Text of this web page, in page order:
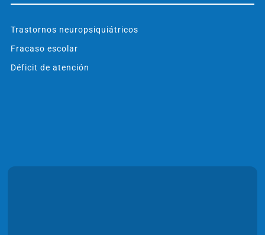
Trastornos neuropsiquiátricos
Fracaso escolar
Déficit de atención